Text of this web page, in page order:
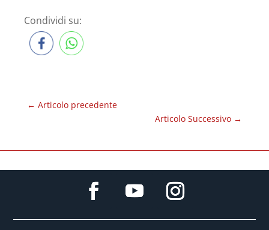
Condividi su:
← Articolo precedente
Articolo Successivo →